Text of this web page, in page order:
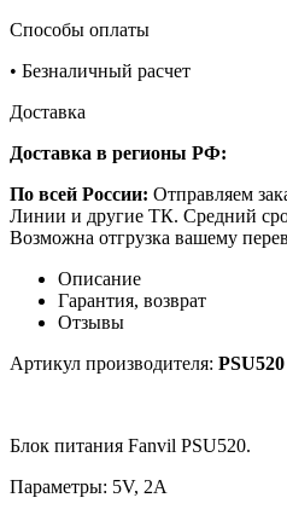
Способы оплаты
• Безналичный расчет
Доставка
Доставка в регионы РФ:
По всей России: Отправляем
Линии и другие ТК. Средний
Возможна отгрузка вашему
Описание
Гарантия, возврат
Отзывы
Артикул производителя: PSU520
Блок питания Fanvil PSU520.
Параметры: 5V, 2A